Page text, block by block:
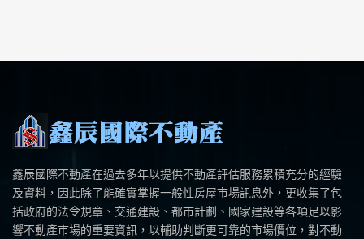
鑫辰國際不動產在過去多年以提供不動產評估服務累積充分的經驗
及資料，因此除了能確實掌握一般性房屋市場訊息外，更收集了包
括政府的法令規章、交通建設、都市計劃、國家建設等各項足以影
響不動產市場的重要資訊，以輔助判斷更可靠的市場價位，對不動